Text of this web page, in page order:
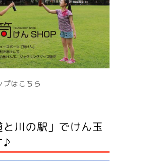
プはこちら
と川の駅」でけん玉
♪